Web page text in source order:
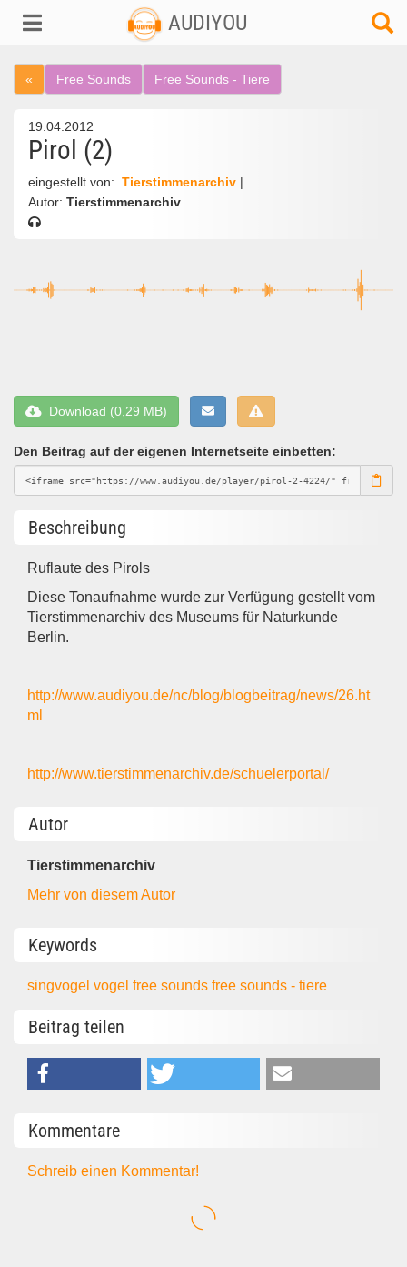
AUDIYOU
« Free Sounds Free Sounds - Tiere
19.04.2012
Pirol (2)
eingestellt von: Tierstimmenarchiv
Autor: Tierstimmenarchiv
Download (0,29 MB)
Den Beitrag auf der eigenen Internetseite einbetten:
Beschreibung
Ruflaute des Pirols
Diese Tonaufnahme wurde zur Verfügung gestellt vom
Tierstimmenarchiv des Museums für Naturkunde
Berlin.
http://www.audiyou.de/nc/blog/blogbeitrag/news/26.ht
ml
http://www.tierstimmenarchiv.de/schuelerportal/
Autor
Tierstimmenarchiv
Mehr von diesem Autor
Keywords
singvogelvogelfree soundsfree sounds - tiere
Beitrag teilen
Kommentare
Schreib einen Kommentar!